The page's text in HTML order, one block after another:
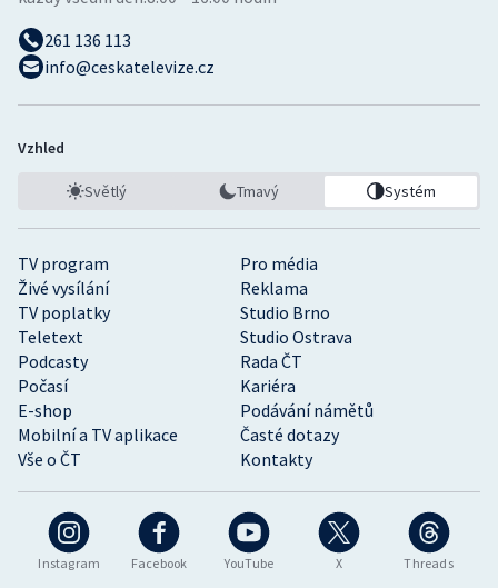
Instagram Facebook YouTube X Threads
TV program
Pro média
Živé vysílání
Reklama
TV poplatky
Studio Brno
Teletext
Studio Ostrava
Podcasty
Rada ČT
Počasí
Kariéra
E-shop
Podávání námětů
Mobilní a TV aplikace
Časté dotazy
Vše o ČT
Kontakty
261 136 113
info@ceskatelevize.cz
Vzhled
Světlý Tmavý Systém